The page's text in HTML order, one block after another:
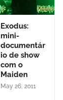
Exodus:
mini-
documentár
io de show
com o
Maiden
May 26, 2011